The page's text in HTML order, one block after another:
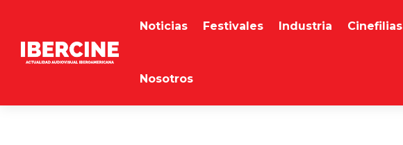
Noticias Festivales Industria Cinefilias
Nosotros